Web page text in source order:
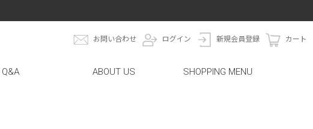
お問い合わせ ログイン 新規会員登録 カート
Q&A ABOUT US SHOPPING MENU